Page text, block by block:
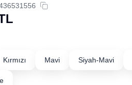
Kırmızı Mavi Siyah-Mavi